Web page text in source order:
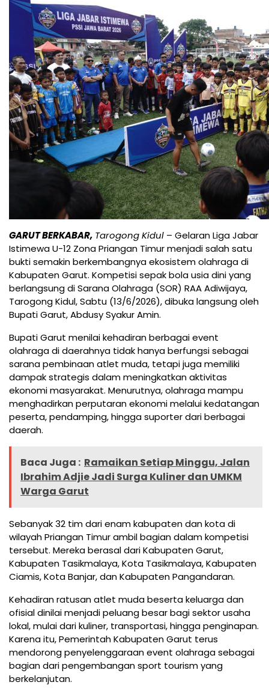
GARUT BERKABAR, Tarogong Kidul – Gelaran Liga Jabar
Istimewa U-12 Zona Priangan Timur menjadi salah satu
bukti semakin berkembangnya ekosistem olahraga di
Kabupaten Garut. Kompetisi sepak bola usia dini yang
berlangsung di Sarana Olahraga (SOR) RAA Adiwijaya,
Tarogong Kidul, Sabtu (13/6/2026), dibuka langsung oleh
Bupati Garut, Abdusy Syakur Amin.
Bupati Garut menilai kehadiran berbagai event
olahraga di daerahnya tidak hanya berfungsi sebagai
sarana pembinaan atlet muda, tetapi juga memiliki
dampak strategis dalam meningkatkan aktivitas
ekonomi masyarakat. Menurutnya, olahraga mampu
menghadirkan perputaran ekonomi melalui kedatangan
peserta, pendamping, hingga suporter dari berbagai
daerah.
Baca Juga : Ramaikan Setiap Minggu, Jalan
Ibrahim Adjie Jadi Surga Kuliner dan UMKM
Warga Garut
Sebanyak 32 tim dari enam kabupaten dan kota di
wilayah Priangan Timur ambil bagian dalam kompetisi
tersebut. Mereka berasal dari Kabupaten Garut,
Kabupaten Tasikmalaya, Kota Tasikmalaya, Kabupaten
Ciamis, Kota Banjar, dan Kabupaten Pangandaran.
Kehadiran ratusan atlet muda beserta keluarga dan
ofisial dinilai menjadi peluang besar bagi sektor usaha
lokal, mulai dari kuliner, transportasi, hingga penginapan.
Karena itu, Pemerintah Kabupaten Garut terus
mendorong penyelenggaraan event olahraga sebagai
bagian dari pengembangan sport tourism yang
berkelanjutan.